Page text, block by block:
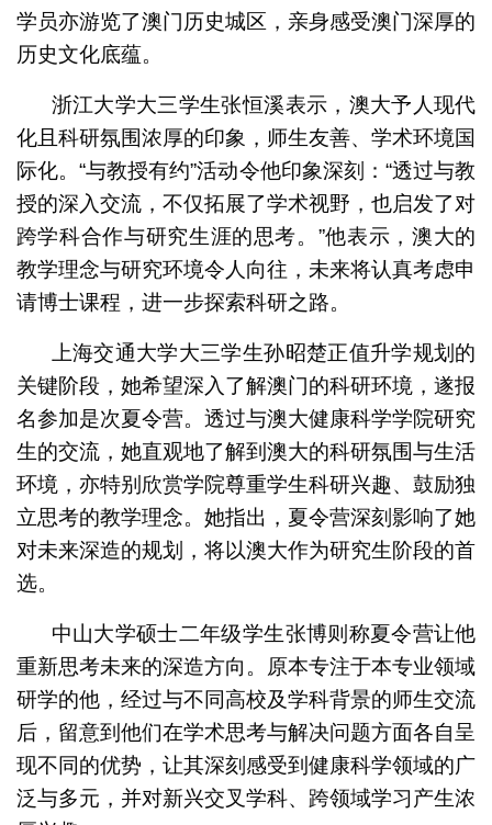
学员亦游览了澳门历史城区，亲身感受澳门深厚的
历史文化底蕴。
浙江大学大三学生张恒溪表示，澳大予人现代
化且科研氛围浓厚的印象，师生友善、学术环境国
际化。“与教授有约”活动令他印象深刻：“透过与教
授的深入交流，不仅拓展了学术视野，也启发了对
跨学科合作与研究生涯的思考。”他表示，澳大的
教学理念与研究环境令人向往，未来将认真考虑申
请博士课程，进一步探索科研之路。
上海交通大学大三学生孙昭楚正值升学规划的
关键阶段，她希望深入了解澳门的科研环境，遂报
名参加是次夏令营。透过与澳大健康科学学院研究
生的交流，她直观地了解到澳大的科研氛围与生活
环境，亦特别欣赏学院尊重学生科研兴趣、鼓励独
立思考的教学理念。她指出，夏令营深刻影响了她
对未来深造的规划，将以澳大作为研究生阶段的首
选。
中山大学硕士二年级学生张博则称夏令营让他
重新思考未来的深造方向。原本专注于本专业领域
研学的他，经过与不同高校及学科背景的师生交流
后，留意到他们在学术思考与解决问题方面各自呈
现不同的优势，让其深刻感受到健康科学领域的广
泛与多元，并对新兴交叉学科、跨领域学习产生浓